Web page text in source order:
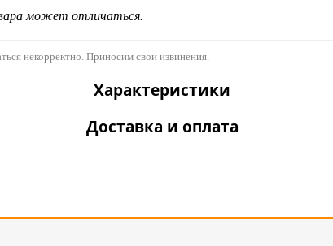
может отличаться.
некорректно. Приносим свои извинения.
Характеристики
Доставка и оплата